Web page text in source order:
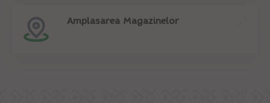
Amplasarea Magazinelor